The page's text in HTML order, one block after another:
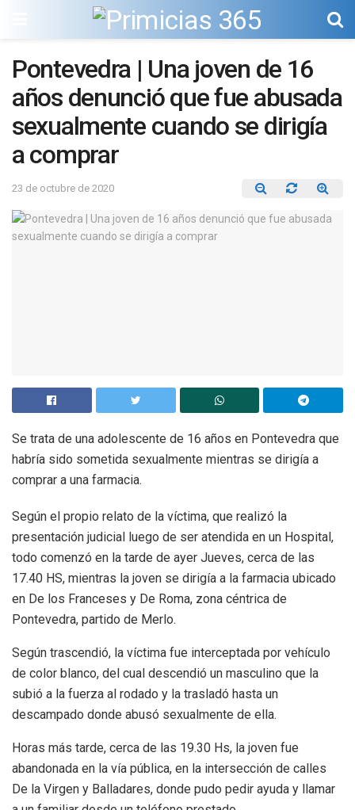
Pontevedra | Una joven de 16
años denunció que fue abusada
sexualmente cuando se dirigía
a comprar
23 de octubre de 2020
Se trata de una adolescente de 16 años en Pontevedra que
habría sido sometida sexualmente mientras se dirigía a
comprar a una farmacia.
Según el propio relato de la víctima, que realizó la
presentación judicial luego de ser atendida en un Hospital,
todo comenzó en la tarde de ayer Jueves, cerca de las
17.40 HS, mientras la joven se dirigía a la farmacia ubicado
en De los Franceses y De Roma, zona céntrica de
Pontevedra, partido de Merlo.
Según trascendió, la víctima fue interceptada por vehículo
de color blanco, del cual descendió un masculino que la
subió a la fuerza al rodado y la trasladó hasta un
descampado donde abusó sexualmente de ella.
Horas más tarde, cerca de las 19.30 Hs, la joven fue
abandonada en la vía pública, en la intersección de calles
De la Virgen y Balladares, donde pudo pedir ayuda y llamar